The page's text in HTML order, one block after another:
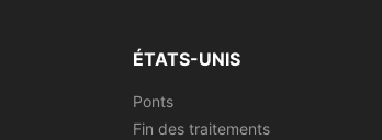
ÉTATS-UNIS
Ponts
Fin des traitements